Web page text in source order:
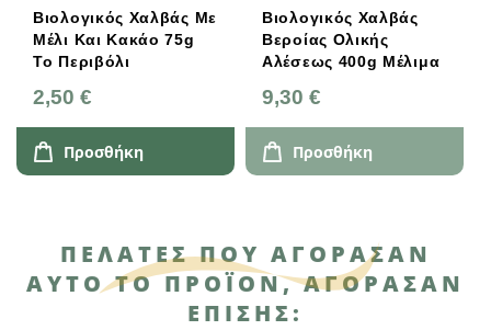
Βιολογικός Χαλβάς Με
Μέλι Και Κακάο 75g
Το Περιβόλι
2,50 €
Προσθήκη
Βιολογικός Χαλβάς
Βεροίας Ολικής
Αλέσεως 400g Μέλιμα
9,30 €
Προσθήκη
ΠΕΛΆΤΕΣ ΠΟΥ ΑΓΌΡΑΣΑΝ
ΑΥΤΌ ΤΟ ΠΡΟΪΌΝ, ΑΓΌΡΑΣΑΝ
ΕΠΊΣΗΣ: